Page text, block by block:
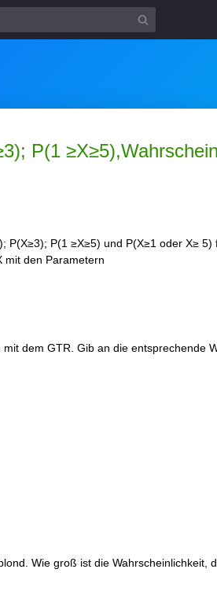
P(1
P(X≥3); P(1 ≥X≥5) und P(X≥1 oder X≥ 5)
mit den Parametern
dem GTR. Gib an die entsprechende
Wie groß ist die